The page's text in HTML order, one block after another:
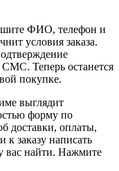
ФИО, телефон и
условия заказа.
СМС. Теперь останется
покупке.
выглядит
форму по
доставки, оплаты,
к заказу написать
вас найти. Нажмите